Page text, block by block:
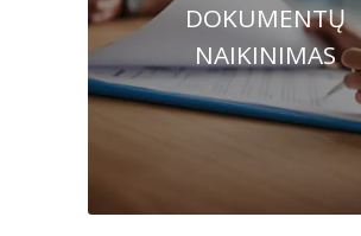
DOKUMENTŲ
NAIKINIMAS